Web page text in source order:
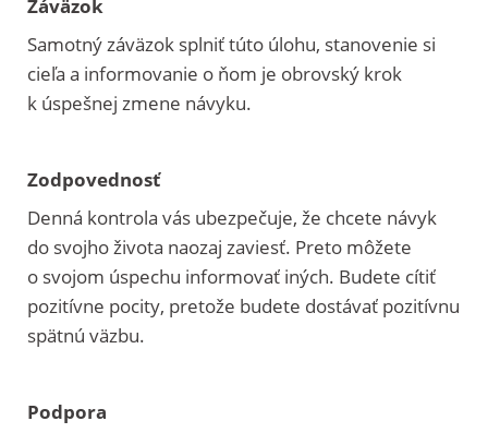
Záväzok
Samotný záväzok splniť túto úlohu, stanovenie si
cieľa a informovanie o ňom je obrovský krok
k úspešnej zmene návyku.
Zodpovednosť
Denná kontrola vás ubezpečuje, že chcete návyk
do svojho života naozaj zaviesť. Preto môžete
o svojom úspechu informovať iných. Budete cítiť
pozitívne pocity, pretože budete dostávať pozitívnu
spätnú väzbu.
Podpora